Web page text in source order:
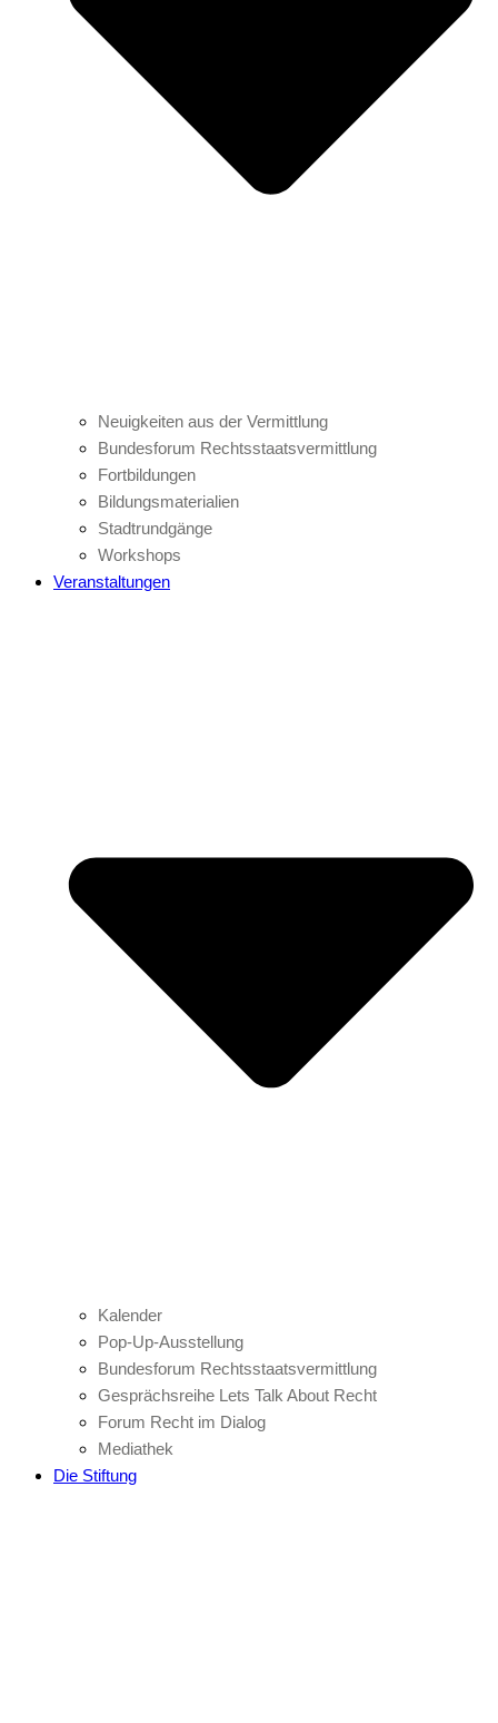
Neuigkeiten aus der Vermittlung
Bundesforum Rechtsstaatsvermittlung
Fortbildungen
Bildungsmaterialien
Stadtrundgänge
Workshops
Veranstaltungen
Kalender
Pop-Up-Ausstellung
Bundesforum Rechtsstaatsvermittlung
Gesprächsreihe Lets Talk About Recht
Forum Recht im Dialog
Mediathek
Die Stiftung